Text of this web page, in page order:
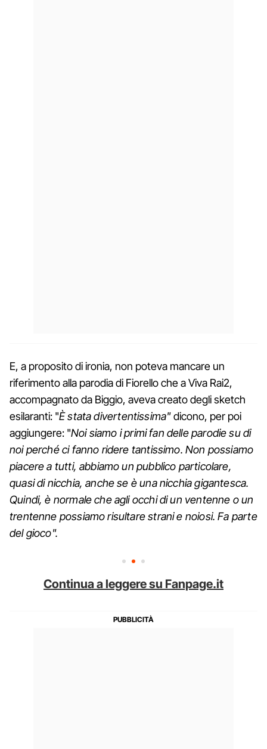
E, a proposito di ironia, non poteva mancare un
riferimento alla parodia di Fiorello che a Viva Rai2,
accompagnato da Biggio, aveva creato degli sketch
esilaranti: "È stata divertentissima"dicono, per poi
aggiungere: "Noi siamo i primi fan delle parodie su di
noi perché ci fanno ridere tantissimo. Non possiamo
piacere a tutti, abbiamo un pubblico particolare,
quasi di nicchia, anche se è una nicchia gigantesca.
Quindi, è normale che agli occhi di un ventenne o un
trentenne possiamo risultare strani e noiosi. Fa parte
del gioco".
Continua a leggere su Fanpage.it